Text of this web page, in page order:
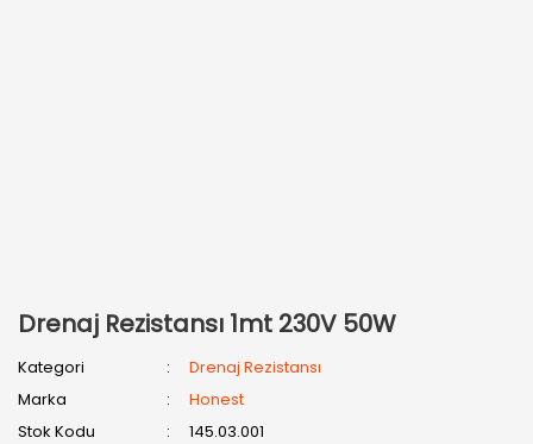
Drenaj Rezistansı 1mt 230V 50W
Kategori
Drenaj Rezistansı
Marka
Honest
Stok Kodu
145.03.001